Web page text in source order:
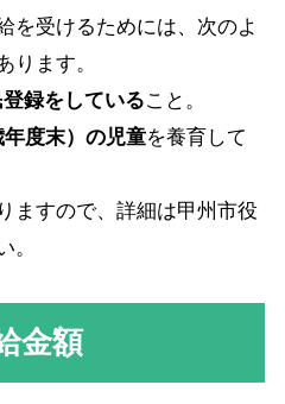
を受けるためには、次のよ
ります。
録をしていること。
度末）の児童を養育して
ますので、詳細は甲州市役
。
金額